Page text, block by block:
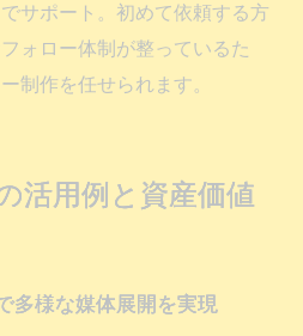
サポート。初めて依頼する方
ォロー体制が整っているた
制作を任せられます。
活用例と資産価値
多様な媒体展開を実現